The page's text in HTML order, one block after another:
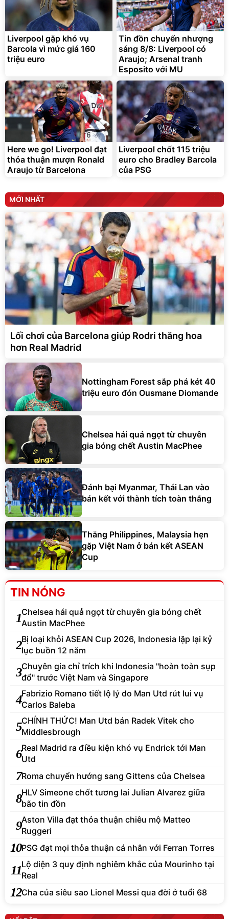
Liverpool gặp khó vụ
Barcola vì mức giá 160
triệu euro
Tin đồn chuyển nhượng
sáng 8/8: Liverpool có
Araujo; Arsenal tranh
Esposito với MU
Here we go! Liverpool đạt
thỏa thuận mượn Ronald
Araujo từ Barcelona
Liverpool chốt 115 triệu
euro cho Bradley Barcola
của PSG
MỚI NHẤT
Lối chơi của Barcelona giúp Rodri thăng hoa
hơn Real Madrid
Nottingham Forest sắp phá két 40
triệu euro đón Ousmane Diomande
Chelsea hái quả ngọt từ chuyên
gia bóng chết Austin MacPhee
Đánh bại Myanmar, Thái Lan vào
bán kết với thành tích toàn thắng
Thắng Philippines, Malaysia hẹn
gặp Việt Nam ở bán kết ASEAN
Cup
TIN NÓNG
1Chelsea hái quả ngọt từ chuyên gia bóng chết
Austin MacPhee
2Bị loại khỏi ASEAN Cup 2026, Indonesia lặp lại kỷ
lục buồn 12 năm
3Chuyên gia chỉ trích khi Indonesia "hoàn toàn sụp
đổ" trước Việt Nam và Singapore
4Fabrizio Romano tiết lộ lý do Man Utd rút lui vụ
Carlos Baleba
5CHÍNH THỨC! Man Utd bán Radek Vitek cho
Middlesbrough
6Real Madrid ra điều kiện khó vụ Endrick tới Man
Utd
7Roma chuyển hướng sang Gittens của Chelsea
8HLV Simeone chốt tương lai Julian Alvarez giữa
bão tin đồn
9Aston Villa đạt thỏa thuận chiêu mộ Matteo
Ruggeri
10PSG đạt mọi thỏa thuận cá nhân với Ferran Torres
11Lộ diện 3 quy định nghiêm khắc của Mourinho tại
Real
12Cha của siêu sao Lionel Messi qua đời ở tuổi 68